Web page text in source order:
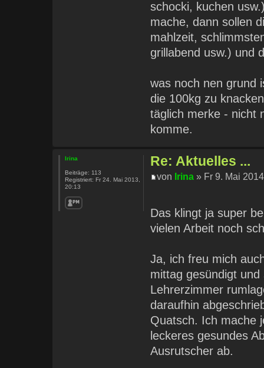
schocki, kuchen
mache, dann sollen
mahlzeit,
grillabend usw.) und
was noch nen grund
die 100kg zu
täglich merke - nicht
komme.
Re: Aktuelles ...
von Irina » Fr 9. Mai
Das klingt ja super
vielen Arbeit noch
Ja, ich freu mich
mittag gesündigt
Lehrerzimmer
daraufhin
Quatsch. Ich mache
leckeres gesundes
Ausrutscher ab.
Irina
Beiträge: 113
Registriert: Fr 24. Mai 2013,
20:13